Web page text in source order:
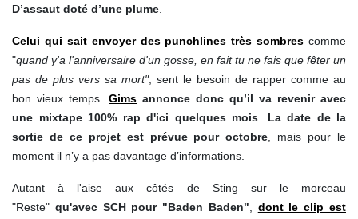
D’assaut doté d’une plume
Celui qui sait envoyer des punchlines très sombres comme
"quand y'a l'anniversaire d'un gosse, en fait tu ne fais que fêter un
pas de plus vers sa mort", sent le besoin de rapper comme au
bon vieux temps. Gims annonce donc qu’il va revenir avec
une mixtape 100% rap d'ici quelques mois
La date de la
sortie de ce projet est prévue pour octobre , mais pour le
moment il n’y a pas davantage d’informations.
Autant à l'aise aux côtés de Sting sur le morceau
"Reste" qu'avec SCH pour "Baden Baden"
dont le clip est